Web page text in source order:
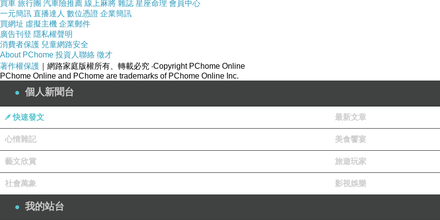
雅登廚飾 居家空間的規劃，友人除了保留客廳的空間之外，主臥和兩間衛浴設備也是
買車 旅行團 汽車險推薦 線上麻將 雜誌 星座命理 會員中心
一元簡訊 直播達人 數位憑證 企業簡訊
買網址 虛擬主機 企業郵件
廣告刊登 隱私權聲明
消費者保護 兒童網路安全
About PChome 投資人聯絡 徵才
著作權保護 ｜網路家庭版權所有、轉載必究 ‧Copyright PChome Online
PChome Online and PChome are trademarks of PChome Online Inc.
個人新聞台
快速發文 最新文章
心情雜記 美食饗宴
藝文欣賞 旅遊玩家
社會萬象 影視娛樂
我的站台